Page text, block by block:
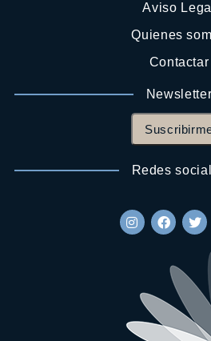
Aviso Legal
Quienes
Contactar
Newsletter
Redes